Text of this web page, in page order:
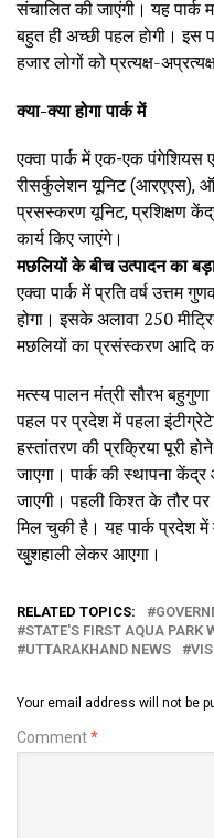
संचालित की जाएंगी। यह
बहुत ही अच्छी पहल हाेगी। इस
हजार लोगों को प्रत्यक्ष-
क्या-क्या होगा पार्क में
एक्वा पार्क में एक-एक पंगेशियस
रीसर्कुलेशन यूनिट (आरएएस),
प्रसस्करण यूनिट, प्रशिक्षण
कार्य किए जाएंगे।
मछलियों के बीच उत्पादन का
एक्वा पार्क में प्रति वर्ष उत्तम
होगा। इसके अलावा 250
मछलियों का प्रसंस्करण आदि
मत्स्य पालन मंत्री सौरभ
पहल पर प्रदेश में पहला
हस्तांतरण की प्रक्रिया पूरी
जाएगा। पार्क की स्थापना
जाएगी। पहली किश्त के तौर
मिल चुकी है। यह पार्क प्रदेश
खुशहाली लेकर आएगा।
RELATED TOPICS:
STATE'S FIRST AQUA PARK
UTTARAKHAND NEWS
Your email address will not be
Comment*